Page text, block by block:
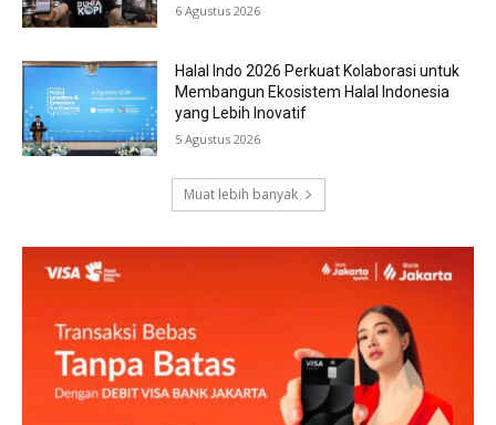
6 Agustus 2026
Halal Indo 2026 Perkuat Kolaborasi untuk
Membangun Ekosistem Halal Indonesia
yang Lebih Inovatif
5 Agustus 2026
Muat lebih banyak